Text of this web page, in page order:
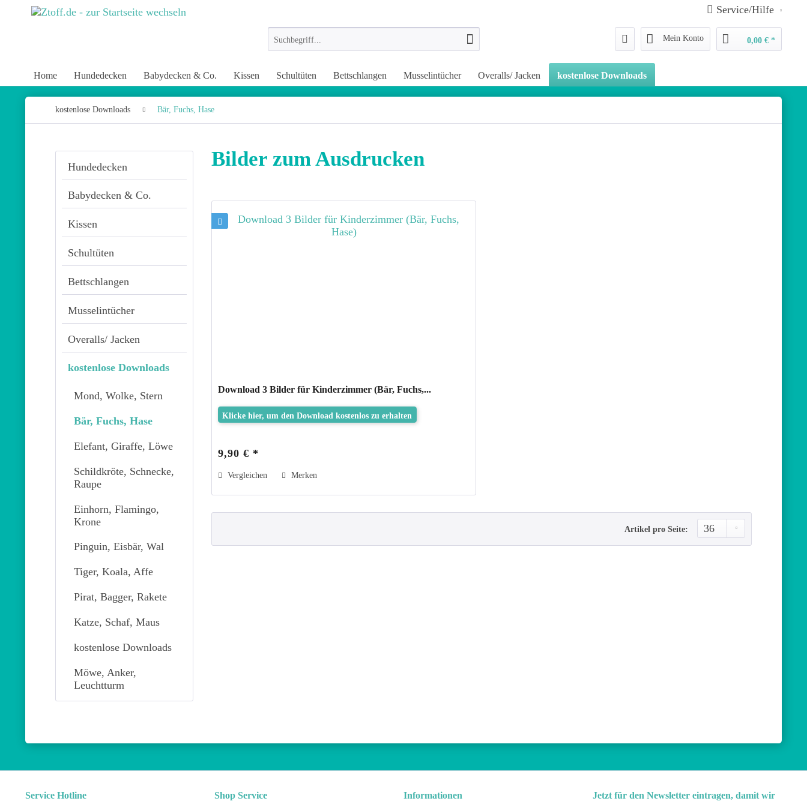
Service/Hilfe
Mein Konto 0,00 € *
Home Hundedecken Babydecken & Co. Kissen Schultüten Bettschlangen Musselintücher Overalls/ Jacken kostenlose Downloads
kostenlose Downloads Bär, Fuchs, Hase
Hundedecken
Babydecken & Co.
Kissen
Schultüten
Bettschlangen
Musselintücher
Overalls/ Jacken
kostenlose Downloads
Mond, Wolke, Stern
Bär, Fuchs, Hase
Elefant, Giraffe, Löwe
Schildkröte, Schnecke,
Raupe
Einhorn, Flamingo,
Krone
Pinguin, Eisbär, Wal
Tiger, Koala, Affe
Pirat, Bagger, Rakete
Katze, Schaf, Maus
kostenlose Downloads
Möwe, Anker,
Leuchtturm
Bilder zum Ausdrucken
Download 3 Bilder für Kinderzimmer (Bär, Fuchs,...
Klicke hier, um den Download kostenlos zu erhalten
9,90 € *
Vergleichen Merken
Artikel pro Seite:
Service Hotline Shop Service Informationen
Jetzt für den Newsletter eintragen, damit wir